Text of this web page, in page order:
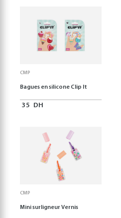
CMP
Bagues en silicone Clip It
35 DH
CMP
Mini surligneur Vernis